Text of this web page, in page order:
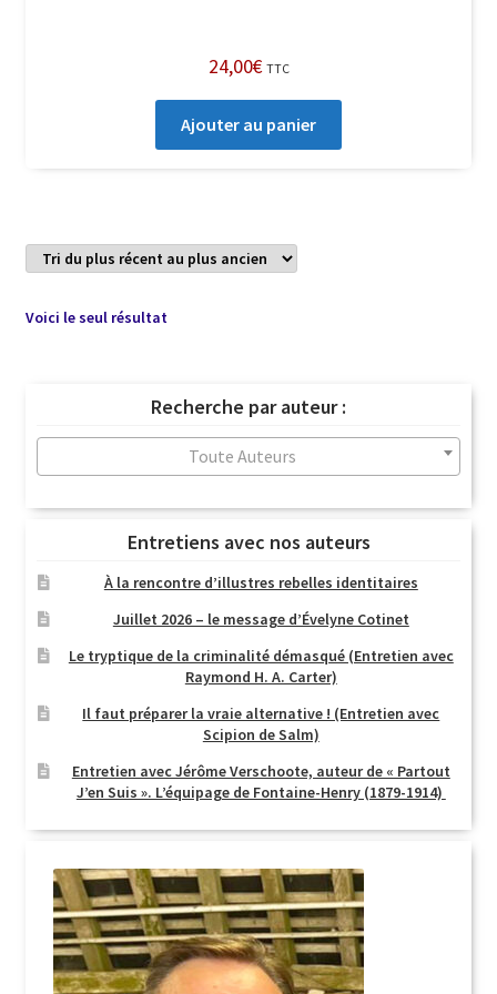
24,00€ TTC
Ajouter au panier
Voici le seul résultat
Recherche par auteur :
Toute Auteurs
Entretiens avec nos auteurs
À la rencontre d’illustres rebelles identitaires
Juillet 2026 – le message d’Évelyne Cotinet
Le tryptique de la criminalité démasqué (Entretien avec
Raymond H. A. Carter)
Il faut préparer la vraie alternative ! (Entretien avec
Scipion de Salm)
Entretien avec Jérôme Verschoote, auteur de « Partout
J’en Suis ». L’équipage de Fontaine-Henry (1879-1914)